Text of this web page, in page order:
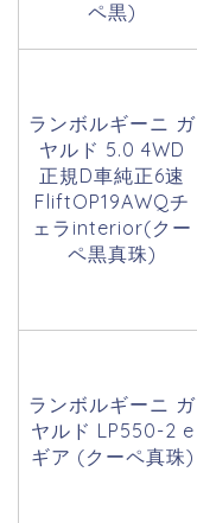
ペ黒)
ランボルギーニ ガ
ヤルド 5.0 4WD
正規D車純正6速
FliftOP19AWQチ
ェラinterior(クー
ペ黒真珠)
ランボルギーニ ガ
ヤルド LP550-2 e
ギア (クーペ真珠)